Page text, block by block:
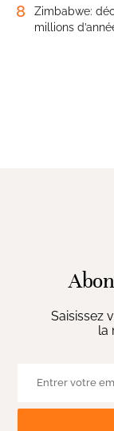
8
Zimbabwe:
millions
Saisissez
la